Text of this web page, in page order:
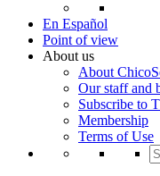
En Español
Point of view
About us
About
Our staff and
Subscribe to
Membership
Terms of Use